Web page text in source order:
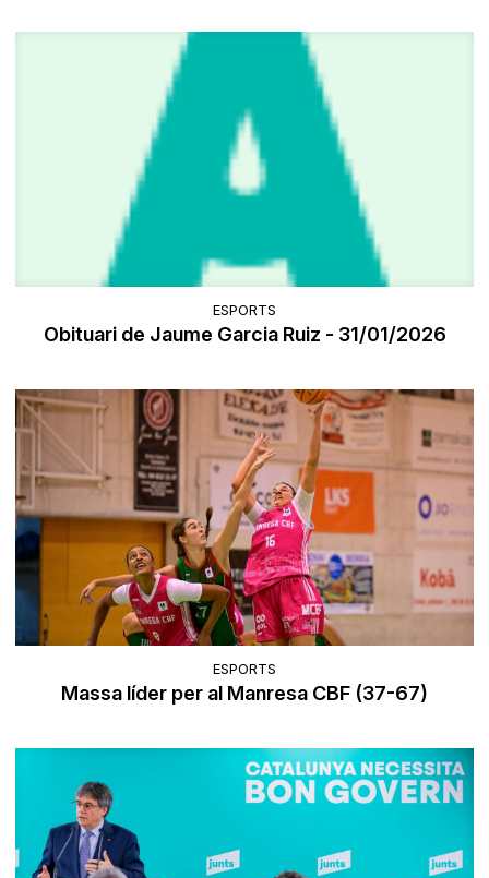
ESPORTS
Obituari de Jaume Garcia Ruiz - 31/01/2026
ESPORTS
Massa líder per al Manresa CBF (37-67)